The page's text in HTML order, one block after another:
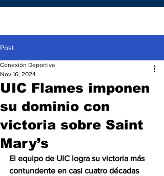
Post
UIC Flames imponen
su dominio con
victoria sobre Saint
Mary’s
Conexión Deportiva
Nov 16, 2024
El equipo de UIC logra su victoria más
contundente en casi cuatro décadas